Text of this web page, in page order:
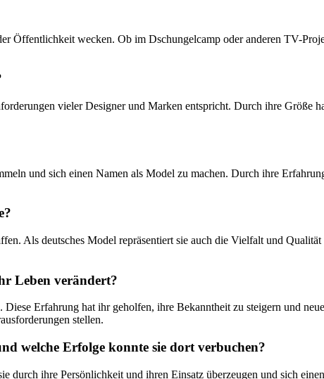
Öffentlichkeit wecken. Ob im Dschungelcamp oder anderen TV-
vieler Designer und Marken entspricht. Durch ihre Größe
und sich einen Namen als Model zu machen. Durch ihre
Als deutsches Model repräsentiert sie auch die Vielfalt und
Leben verändert?
Erfahrung hat ihr geholfen, ihre Bekanntheit zu steigern und
stellen.
welche Erfolge konnte sie dort verbuchen?
ihre Persönlichkeit und ihren Einsatz überzeugen und sich